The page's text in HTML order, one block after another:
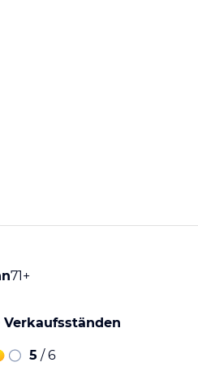
71+
5 / 6